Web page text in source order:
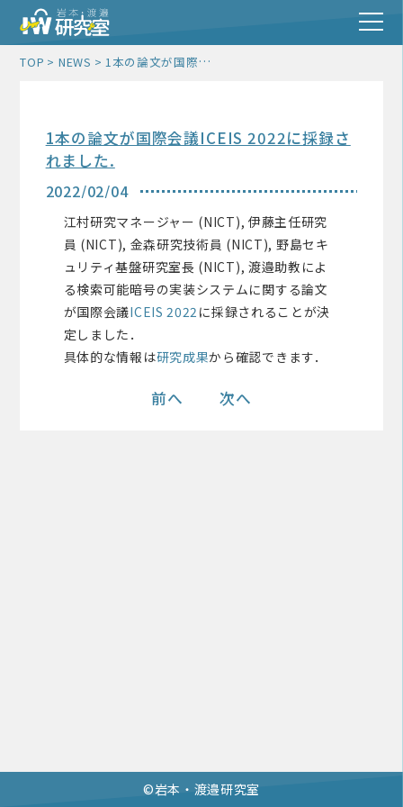
TOP NEWS 1本の論文が国際会議ICEIS 2022に採録されました.
1本の論文が国際会議ICEIS 2022に採録さ
れました.
2022/02/04
江村研究マネージャー (NICT), 伊藤主任研究
員 (NICT), 金森研究技術員 (NICT), 野島セキ
ュリティ基盤研究室長 (NICT), 渡邉助教によ
る検索可能暗号の実装システムに関する論文
が国際会議ICEIS 2022 に採録されることが決
定しました．
具体的な情報は研究成果から確認できます．
前へ 次へ
©︎岩本・渡邉研究室